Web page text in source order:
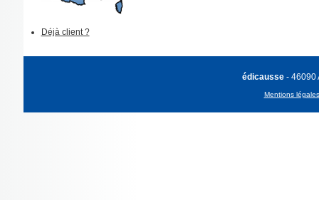
Déjà client ?
édicausse - 46090
Mentions légales